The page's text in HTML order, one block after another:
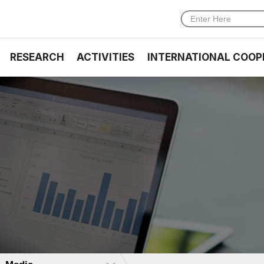
RESEARCH ACTIVITIES INTERNATIONAL